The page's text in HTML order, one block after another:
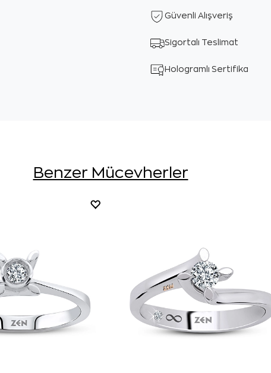
Güvenli Alışveriş
Sigortalı Teslimat
Hologramlı Sertifika
Benzer Mücevherler